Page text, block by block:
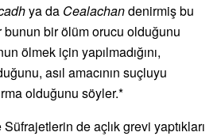
ya da Cealachandenirmiş bu
bunun bir ölüm orucu olduğunu
ölmek için yapılmadığını,
asıl amacının suçluyu
olduğunu söyler.*
de açlık grevi yaptıkları